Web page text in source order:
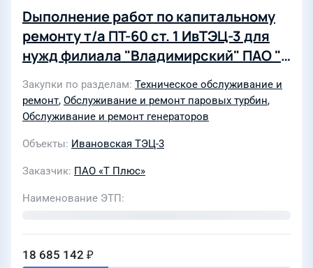
Dыполнение работ по капитальному
ремонту т/а ПТ-60 ст. 1 ИвТЭЦ-3 для
нужд филиала "Владимирский" ПАО "Т
Закупки по разделам Техническое обслуживание и
ремонт, Обслуживание и ремонт паровых турбин,
Обслуживание и ремонт генераторов
Объекты Ивановская ТЭЦ-3
Заказчик ПАО «Т Плюс»
Наименование ЭТП
18 685 142 ₽